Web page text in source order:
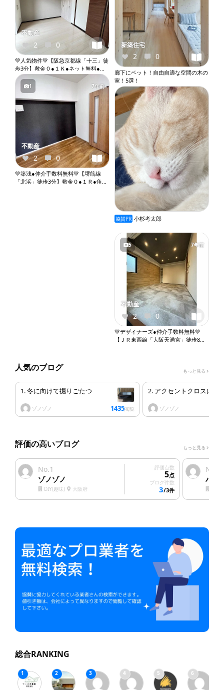
2 0
💚人気物件💚【阪急京都線「十三」徒
歩3分】敷金０●１Ｋ●ネット無料●２
口ガスコンロ●バストイレ別●ウォシ
ュレット●独立洗面台●室内洗濯機置
き場●オートロック●エレベーター
『X073』
不動産
1 7年前
2 0
💚築浅●仲介手数料無料💚【堺筋線
「北浜」徒歩3分】敷金０●１Ｒ●角部
不動産
2 0
廊下にベット！自由自適な空間の木の
家！5選！
新築住宅
協賛PR 小杉考太郎
5 7年前
2 0
💚デザイナーズ●仲介手数料無料💚
【ＪＲ東西線「大阪天満宮」徒歩8
不動産
人気のブログ もっと見る
1. 冬に向けて掘りごたつ
ゾノゾノ 1435閲覧
2. アクセントクロスにし
ゾノゾノ
評価の高いブログ もっと見る
No.1
ゾノゾノ
DIY(趣味) 大阪府
評価点数
5点
ブログ件数
3/3件
No.
ハウ
総合RANKING